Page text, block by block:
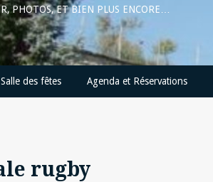
PHOTOS, ET BIEN PLUS ENCORE…
Salle des fêtes Agenda et Réservations
rugby